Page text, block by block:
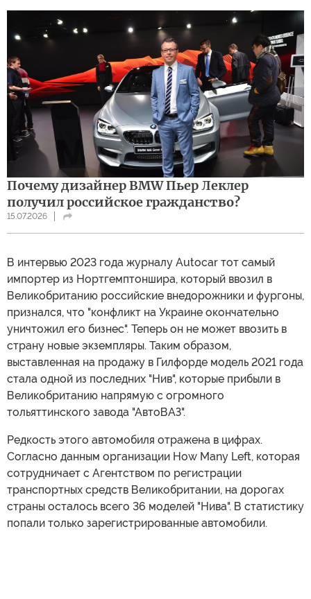
Почему дизайнер BMW Пьер Леклер
получил российское гражданство?
15.07.2026
В интервью 2023 года журналу Autocar тот самый
импортер из Нортгемптоншира, который ввозил в
Великобританию российские внедорожники и фургоны,
признался, что "конфликт на Украине окончательно
уничтожил его бизнес". Теперь он не может ввозить в
страну новые экземпляры. Таким образом,
выставленная на продажу в Гилфорде модель 2021 года
стала одной из последних "Нив", которые прибыли в
Великобританию напрямую с огромного
тольяттинского завода "АвтоВАЗ".
Редкость этого автомобиля отражена в цифрах.
Согласно данным организации How Many Left, которая
сотрудничает с Агентством по регистрации
транспортных средств Великобритании, на дорогах
страны осталось всего 36 моделей "Нива". В статистику
попали только зарегистрированные автомобили.